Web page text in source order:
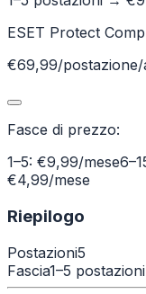
ESET Protect
€69,99/postazione/
Fasce di prezzo:
1–5: €9,99/mese
€4,99/mese
Riepilogo
Postazioni5
Fascia1–5 postazioni